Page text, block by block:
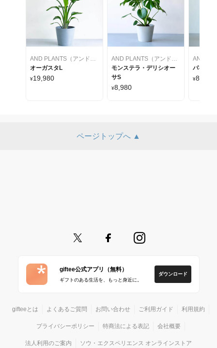
AND PLANTS（アンドプランツ）
オーガスタL
¥19,980
AND PLANTS（アンドプランツ）
モンステラ・デリシオー
サS
¥8,980
パキラ
¥8,980
ページトップへ ▲
giftee公式アプリ（無料）
ギフトのある生活を、もっと身近に。
ダウンロード
gifteeとは よくあるご質問 お問い合わせ ご利用ガイド 利用規約
プライバシーポリシー 特商法による表記 会社概要
法人利用のご案内 ソウ・エクスペリエンス オンラインストア